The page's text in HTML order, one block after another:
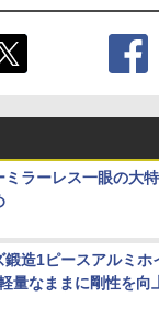
ミラーレス一眼の大
鍛造1ピースアルミ
量なままに剛性を向